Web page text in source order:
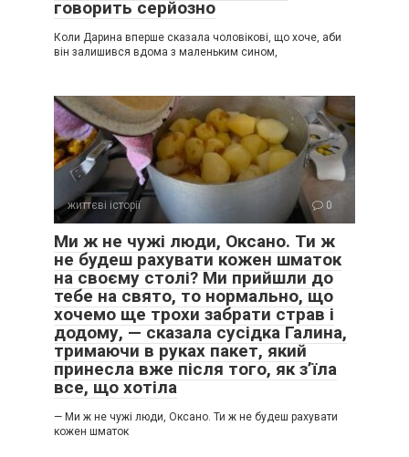
говорить серйозно
Коли Дарина вперше сказала чоловікові, що хоче, аби
він залишився вдома з маленьким сином,
життєві історії 0
Ми ж не чужі люди, Оксано. Ти ж
не будеш рахувати кожен шматок
на своєму столі? Ми прийшли до
тебе на свято, то нормально, що
хочемо ще трохи забрати страв і
додому, — сказала сусідка Галина,
тримаючи в руках пакет, який
принесла вже після того, як з’їла
все, що хотіла
— Ми ж не чужі люди, Оксано. Ти ж не будеш рахувати
кожен шматок